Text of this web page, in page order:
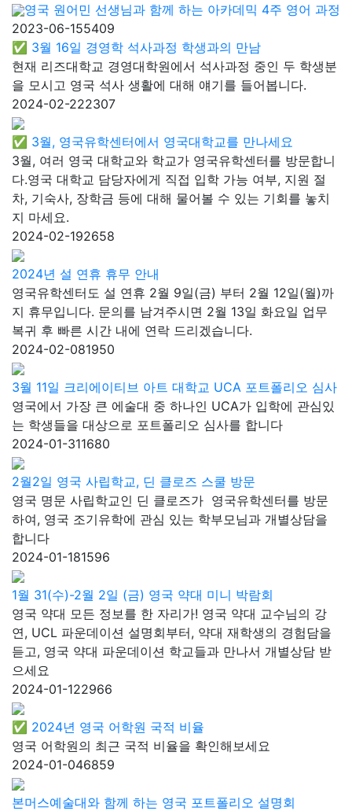
영국 원어민 선생님과 함께 하는 아카데믹 4주 영어 과정
2023-06-155409
✅ 3월 16일 경영학 석사과정 학생과의 만남
현재 리즈대학교 경영대학원에서 석사과정 중인 두 학생분
을 모시고 영국 석사 생활에 대해 얘기를 들어봅니다.
2024-02-222307
✅ 3월, 영국유학센터에서 영국대학교를 만나세요
3월, 여러 영국 대학교와 학교가 영국유학센터를 방문합니
다.영국 대학교 담당자에게 직접 입학 가능 여부, 지원 절
차, 기숙사, 장학금 등에 대해 물어볼 수 있는 기회를 놓치
지 마세요.
2024-02-192658
2024년 설 연휴 휴무 안내
영국유학센터도 설 연휴 2월 9일(금) 부터 2월 12일(월)까
지 휴무입니다. 문의를 남겨주시면 2월 13일 화요일 업무
복귀 후 빠른 시간 내에 연락 드리겠습니다.
2024-02-081950
3월 11일 크리에이티브 아트 대학교 UCA 포트폴리오 심사
영국에서 가장 큰 에술대 중 하나인 UCA가 입학에 관심있
는 학생들을 대상으로 포트폴리오 심사를 합니다
2024-01-311680
2월2일 영국 사립학교, 딘 클로즈 스쿨 방문
영국 명문 사립학교인 딘 클로즈가 영국유학센터를 방문
하여, 영국 조기유학에 관심 있는 학부모님과 개별상담을
합니다
2024-01-181596
1월 31(수)-2월 2일 (금) 영국 약대 미니 박람회
영국 약대 모든 정보를 한 자리가! 영국 약대 교수님의 강
연, UCL 파운데이션 설명회부터, 약대 재학생의 경험담을
듣고, 영국 약대 파운데이션 학교들과 만나서 개별상담 받
으세요
2024-01-122966
✅ 2024년 영국 어학원 국적 비율
영국 어학원의 최근 국적 비율을 확인해보세요
2024-01-046859
본머스예술대와 함께 하는 영국 포트폴리오 설명회